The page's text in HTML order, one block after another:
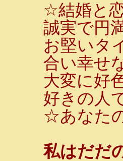
☆結婚と
誠実で円
お堅いタ
合い幸せ
大変に好
好きの人
☆あなた
私はだだ